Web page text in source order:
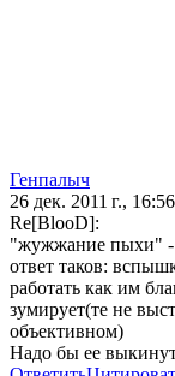
Генпалыч
26 дек. 2011 г.,
Re[BlooD]:
"жужжание пыхи" -
ответ таков:
работать как им
зумирует(те не
объективном)
Надо бы ее